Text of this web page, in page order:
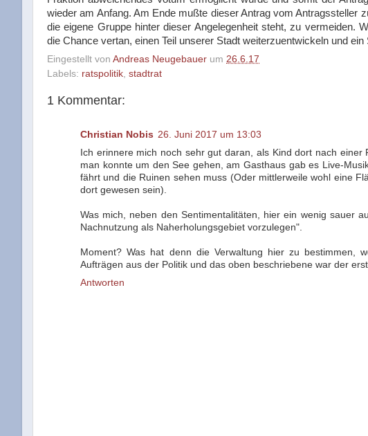
wieder am Anfang. Am Ende mußte dieser Antrag vom
die eigene Gruppe hinter dieser Angelegenheit steht, zu vermeiden.
die Chance vertan, einen Teil unserer Stadt weiterzuentwickeln und
Eingestellt von Andreas Neugebauer um 26.6.17
Labels: ratspolitik, stadtrat
1 Kommentar:
Christian Nobis 26. Juni 2017 um 13:03
Ich erinnere mich noch sehr gut daran, als Kind dort nach
man konnte um den See gehen, am Gasthaus gab es Live-
fährt und die Ruinen sehen muss (Oder mittlerweile wohl eine
dort gewesen sein).
Was mich, neben den Sentimentalitäten, hier ein wenig sauer
Nachnutzung als Naherholungsgebiet vorzulegen".
Moment? Was hat denn die Verwaltung hier zu bestimmen,
Aufträgen aus der Politik und das oben beschriebene war der
Antworten